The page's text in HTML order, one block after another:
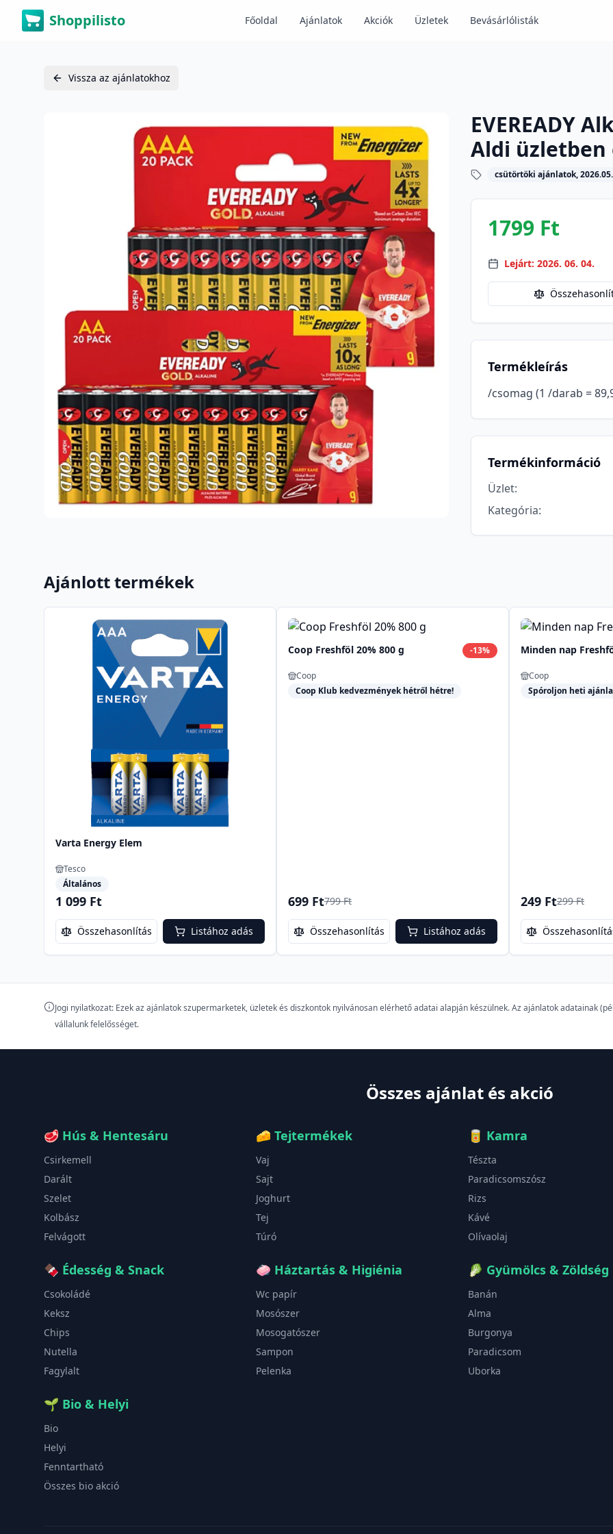
Shoppilisto Főoldal Ajánlatok Akciók Üzletek Bevásárlólisták
Vissza az ajánlatokhoz
EVEREADY
Aldi üzletben
csütörtöki ajánlatok,
1799 Ft
Lejárt: 2026. 06. 04.
Termékleírás
/csomag (1 /darab =
Termékinformáció
Üzlet:
Kategória:
Ajánlott termékek
Varta Energy Elem
Tesco
Általános
1 099 Ft
Összehasonlítás Listához adás
Coop Freshföl 20% 800 g -13%
Coop
Coop Klub kedvezmények hétről hétre!
699 Ft799 Ft
Összehasonlítás Listához adás
Minden nap
Coop
Spóroljon heti
249 Ft299 Ft
Jogi nyilatkozat: Ezek az ajánlatok szupermarketek, üzletek és diszkontok nyilvánosan elérhető adatai alapján készülnek. Az ajánlatok adatainak
vállalunk felelősséget.
Összes ajánlat és akció
🥩 Hús & Hentesáru
Csirkemell
Darált
Szelet
Kolbász
Felvágott
🧀 Tejtermékek
Vaj
Sajt
Joghurt
Tej
Túró
🥫 Kamra
Tészta
Paradicsomszósz
Rizs
Kávé
Olívaolaj
🍫 Édesség & Snack
Csokoládé
Keksz
Chips
Nutella
Fagylalt
🧼 Háztartás & Higiénia
Wc papír
Mosószer
Mosogatószer
Sampon
Pelenka
🥬 Gyümölcs & Zöldség
Banán
Alma
Burgonya
Paradicsom
Uborka
🌱 Bio & Helyi
Bio
Helyi
Fenntartható
Összes bio akció